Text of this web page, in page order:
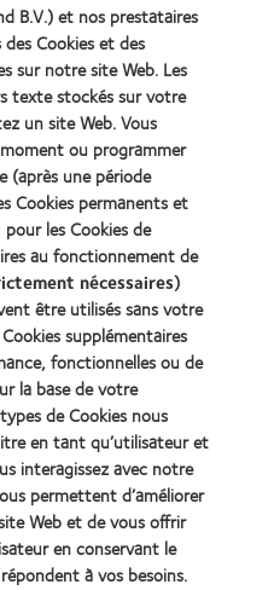
Learn
more
about
Contact
Lens
Product
of
the
Year
(2013)
Learn
more
about
2011
Best
Factory
Awards
(2011)
Learn
more
about
2012
REBRAND
100®
Global
Award
(2012)
B.V.) et nos prestataires
Cookies et des
sur notre site Web. Les
texte stockés sur votre
un site Web. Vous
ou programmer
(après une période
Cookies permanents et
les Cookies de
au fonctionnement de
nécessaires)
être utilisés sans votre
supplémentaires
fonctionnelles ou de
la base de votre
de Cookies nous
en tant qu’utilisateur et
interagissez avec notre
permettent d’améliorer
Web et de vous offrir
en conservant le
à vos besoins.